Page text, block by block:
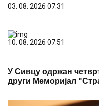
03. 08. 2026 07:31
10. 08. 2026 07:51
У Сивцу одржан
други Меморијал